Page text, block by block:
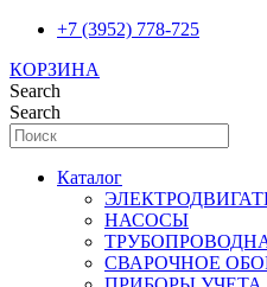
+7 (3952) 778-725
КОРЗИНА
Search
Search
Каталог
НАСОСЫ
СВАРОЧНОЕ